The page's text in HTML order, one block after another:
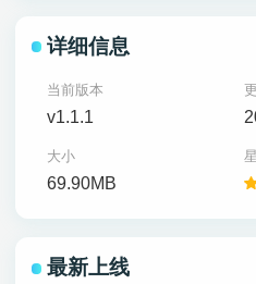
详细信息
当前版本
v1.1.1
大小
69.90MB
最新上线